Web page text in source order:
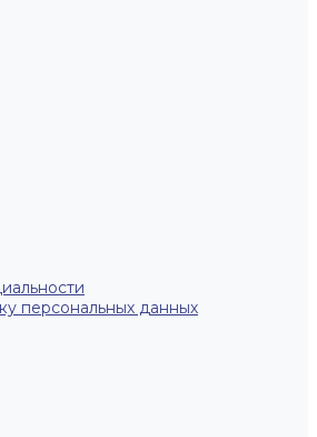
персональных данных